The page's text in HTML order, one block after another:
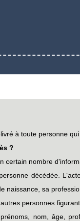
à toute personne
?
certain nombre
décédée.
naissance, sa
personnes
nom, âge,